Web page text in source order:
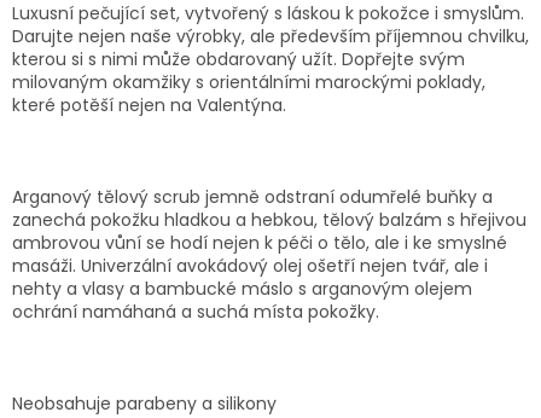
Luxusní pečující set, vytvořený s láskou k pokožce i smyslům.
Darujte nejen naše výrobky, ale především příjemnou chvilku,
kterou si s nimi může obdarovaný užít. Dopřejte svým
milovaným okamžiky s orientálními marockými poklady,
které potěší nejen na Valentýna.
Arganový tělový scrub jemně odstraní odumřelé buňky a
zanechá pokožku hladkou a hebkou, tělový balzám s hřejivou
ambrovou vůní se hodí nejen k péči o tělo, ale i ke smyslné
masáži. Univerzální avokádový olej ošetří nejen tvář, ale i
nehty a vlasy a bambucké máslo s arganovým olejem
ochrání namáhaná a suchá místa pokožky.
Neobsahuje parabeny a silikony